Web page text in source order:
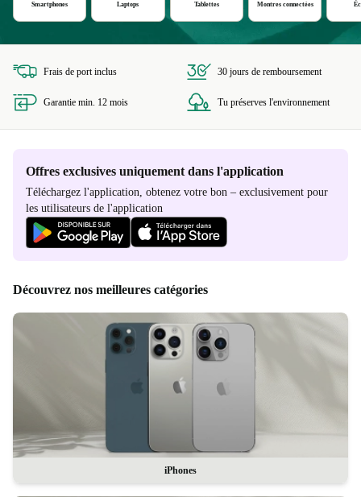
Smartphones Laptops Tablettes Montres connectées
Frais de port inclus 30 jours de remboursement
Garantie min. 12 mois Tu préserves l'environnement
Offres exclusives uniquement dans l'application
Téléchargez l'application, obtenez votre bon – exclusivement pour
les utilisateurs de l'application
Découvrez nos meilleures catégories
iPhones